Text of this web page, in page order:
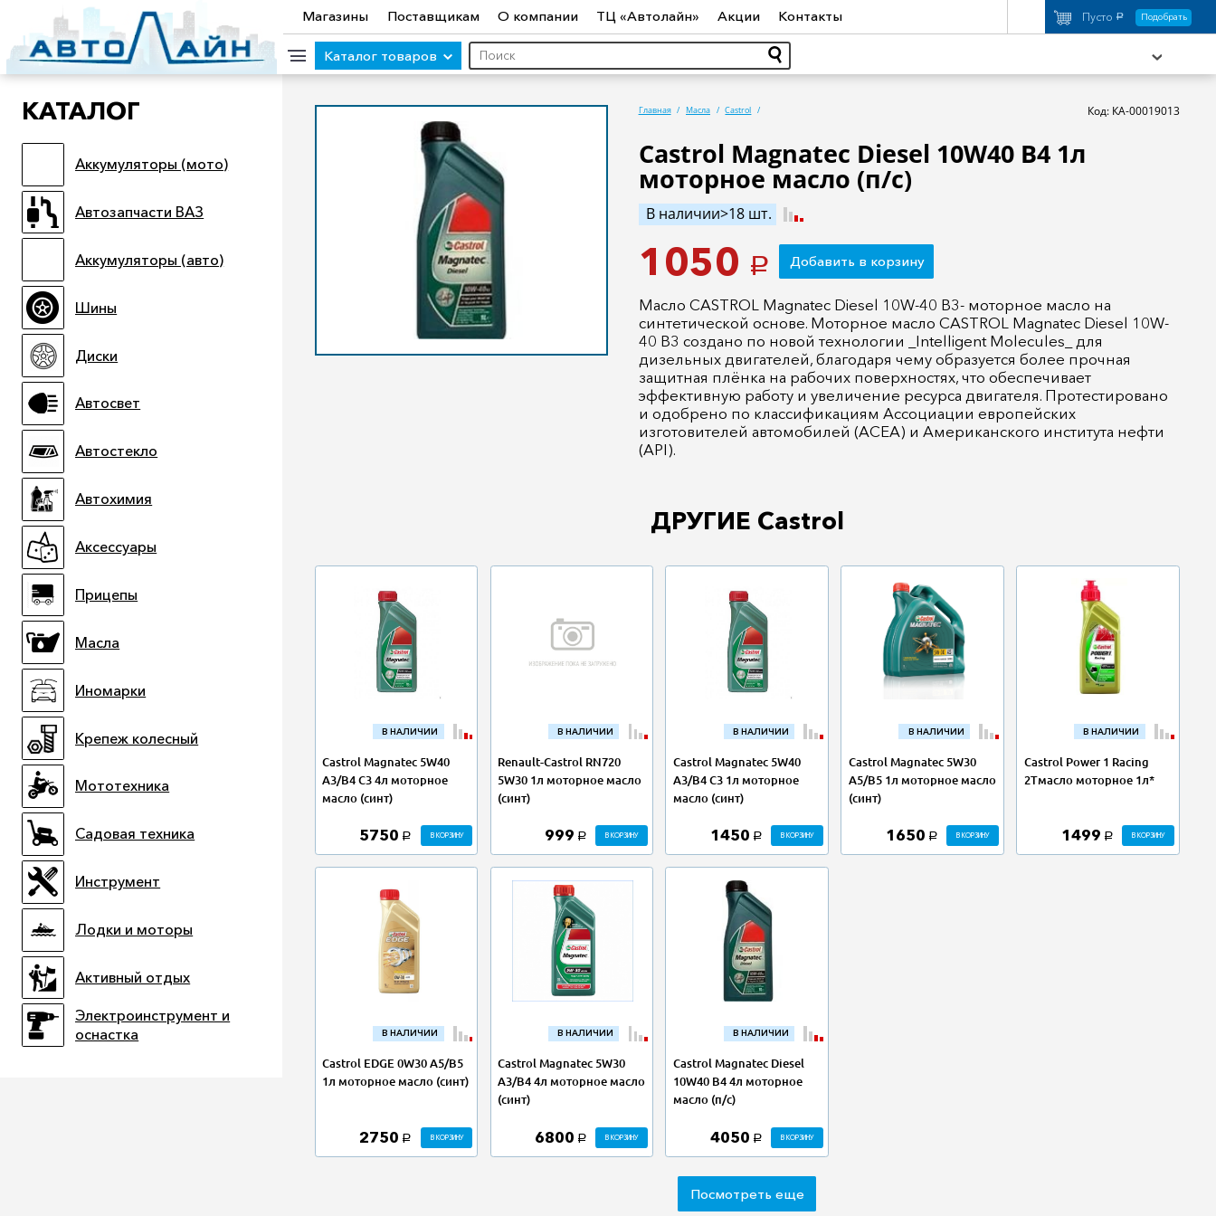
КАТЕГОРИИ ТОВАРОВ
Аккумуляторы (мото) Автозапчасти ВАЗ Аккумуляторы (авто) Шины Автосвет Автостекло Автохимия
Аксессуары
Прицепы
Иномарки Мототехника Садовая техника Инструмент Лодки и моторы
Электроинструмент и оснастка
Магазины Поставщикам О компании ТЦ «Автолайн» Акции Контакты Пусто a Подобрать
Каталог товаров
КАТАЛОГ
Аккумуляторы (мото)
Автозапчасти ВАЗ
Аккумуляторы (авто)
Шины
Диски
Автосвет
Автостекло
Автохимия
Аксессуары
Прицепы
Масла
Иномарки
Крепеж колесный
Мототехника
Садовая техника
Инструмент
Лодки и моторы
Активный отдых
Электроинструмент и
оснастка
Главная Масла Castrol Код: КА-00019013
Castrol Magnatec Diesel 10W40 B4 1л
моторное масло (п/с)
В наличии>18 шт.
1050 a Добавить в корзину
Масло CASTROL Magnatec Diesel 10W-40 B3- моторное масло на
синтетической основе. Моторное масло CASTROL Magnatec Diesel 10W-
40 B3 создано по новой технологии _Intelligent Molecules_ для
дизельных двигателей, благодаря чему образуется более прочная
защитная плёнка на рабочих поверхностях, что обеспечивает
эффективную работу и увеличение ресурса двигателя. Протестировано
и одобрено по классификациям Ассоциации европейских
изготовителей автомобилей (ACEA) и Американского института нефти
(API).
ДРУГИЕ Castrol
В НАЛИЧИИ
Castrol Magnatec 5W40
A3/B4 C3 4л моторное
масло (синт)
5750 a В КОРЗИНУ
В НАЛИЧИИ
Renault-Castrol RN720
5W30 1л моторное масло
(синт)
999 a В КОРЗИНУ
В НАЛИЧИИ
Castrol Magnatec 5W40
A3/B4 C3 1л моторное
масло (синт)
1450 a В КОРЗИНУ
В НАЛИЧИИ
Castrol Magnatec 5W30
A5/B5 1л моторное масло
(синт)
1650 a В КОРЗИНУ
В НАЛИЧИИ
Castrol Power 1 Racing
2Tмасло моторное 1л*
1499 a В КОРЗИНУ
В НАЛИЧИИ
Castrol EDGE 0W30 A5/B5
1л моторное масло (синт)
2750 a В КОРЗИНУ
В НАЛИЧИИ
Castrol Magnatec 5W30
A3/B4 4л моторное масло
(синт)
6800 a В КОРЗИНУ
В НАЛИЧИИ
Castrol Magnatec Diesel
10W40 B4 4л моторное
масло (п/с)
4050 a В КОРЗИНУ
Посмотреть еще